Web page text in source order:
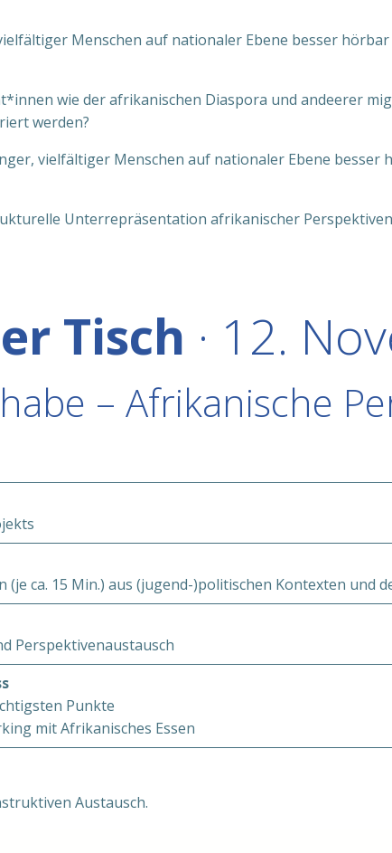
Menschen auf nationaler Ebene besser
wie der afrikanischen Diaspora und andeerer
werden?
vielfältiger Menschen auf nationaler Ebene besser
Unterrepräsentation afrikanischer
Tisch · 12.
– Afrikanische
ca. 15 Min.) aus (jugend-)politischen Kontexten und
Perspektivenaustausch
Punkte
mit Afrikanisches Essen
Austausch.